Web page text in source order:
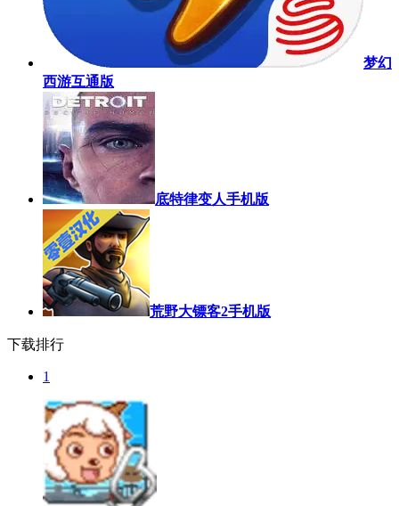
梦幻
西游互通版
底特律变人手机版
荒野大镖客2手机版
下载排行
1